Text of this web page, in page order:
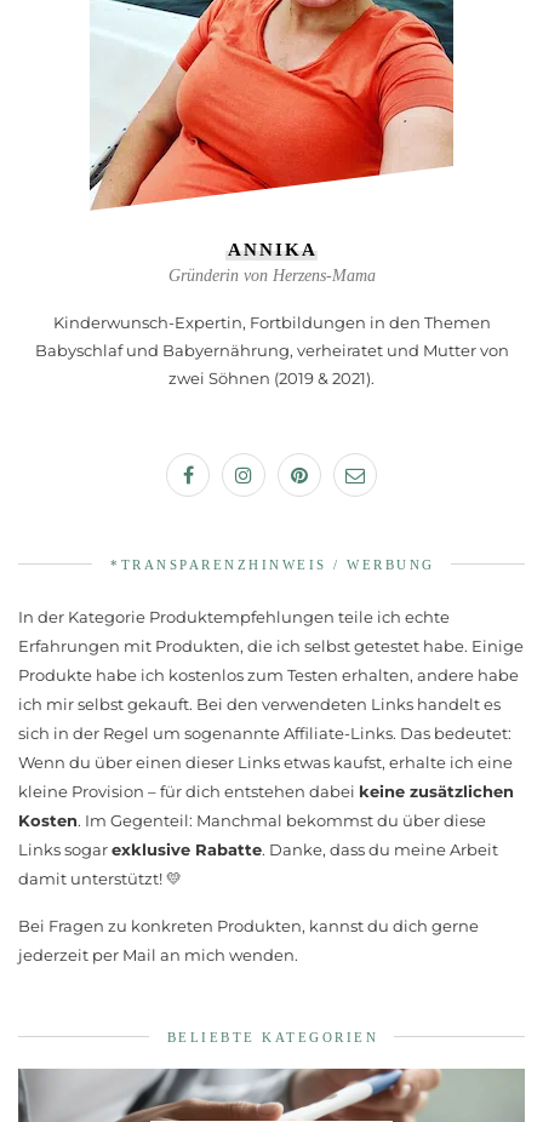
ANNIKA
Gründerin von Herzens-Mama
Kinderwunsch-Expertin, Fortbildungen in den Themen
Babyschlaf und Babyernährung, verheiratet und Mutter von
zwei Söhnen (2019 & 2021).
*TRANSPARENZHINWEIS / WERBUNG
In der Kategorie Produktempfehlungen teile ich echte
Erfahrungen mit Produkten, die ich selbst getestet habe. Einige
Produkte habe ich kostenlos zum Testen erhalten, andere habe
ich mir selbst gekauft. Bei den verwendeten Links handelt es
sich in der Regel um sogenannte Affiliate-Links. Das bedeutet:
Wenn du über einen dieser Links etwas kaufst, erhalte ich eine
kleine Provision – für dich entstehen dabei keine zusätzlichen
Kosten. Im Gegenteil: Manchmal bekommst du über diese
Links sogarexklusive Rabatte. Danke, dass du meine Arbeit
damit unterstützt! 💛
Bei Fragen zu konkreten Produkten, kannst du dich gerne
jederzeit per Mail an mich wenden.
BELIEBTE KATEGORIEN